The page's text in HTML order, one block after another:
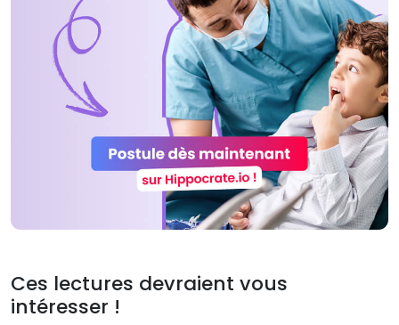
Ces lectures devraient vous
intéresser !